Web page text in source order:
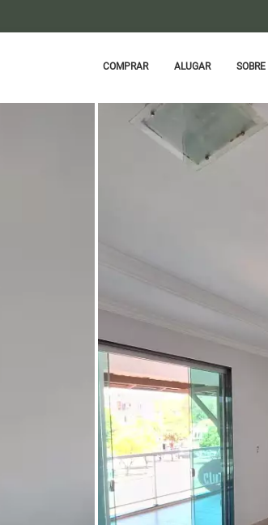
COMPRAR ALUGAR SOBRE